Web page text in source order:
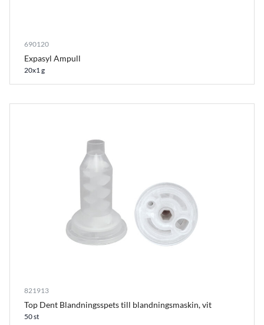
690120
Expasyl Ampull
20x1 g
821913
Top Dent Blandningsspets till blandningsmaskin, vit
50 st